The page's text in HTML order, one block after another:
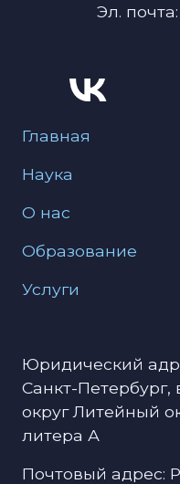
Эл.
Меню для
Главная
Наука
О нас
Образование
Услуги
Юридический
Санкт-Петербург,
округ Литейный
литера А
Почтовый адрес: